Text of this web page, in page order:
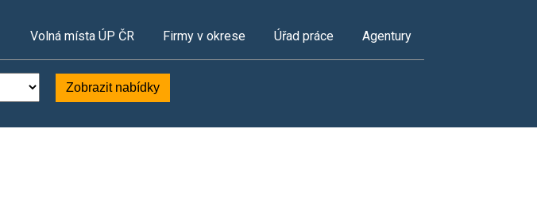
Volná místa ÚP ČR Firmy v okrese Úřad práce Agentury
Zobrazit nabídky